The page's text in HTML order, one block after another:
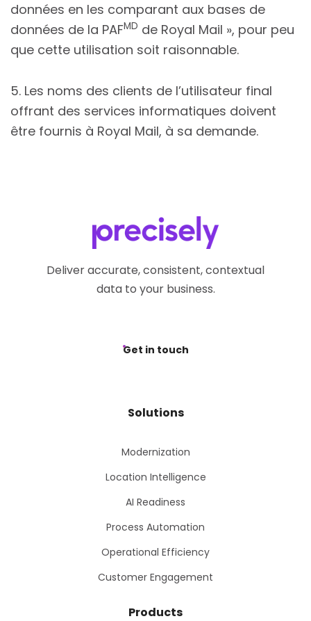
données en les comparant aux bases de
données de la PAFMD de Royal Mail », pour peu
que cette utilisation soit raisonnable.
5. Les noms des clients de l’utilisateur final
offrant des services informatiques doivent
être fournis à Royal Mail, à sa demande.
Deliver accurate, consistent, contextual
data to your business.
Get in touch
Solutions
Modernization
Location Intelligence
AI Readiness
Process Automation
Operational Efficiency
Customer Engagement
Products